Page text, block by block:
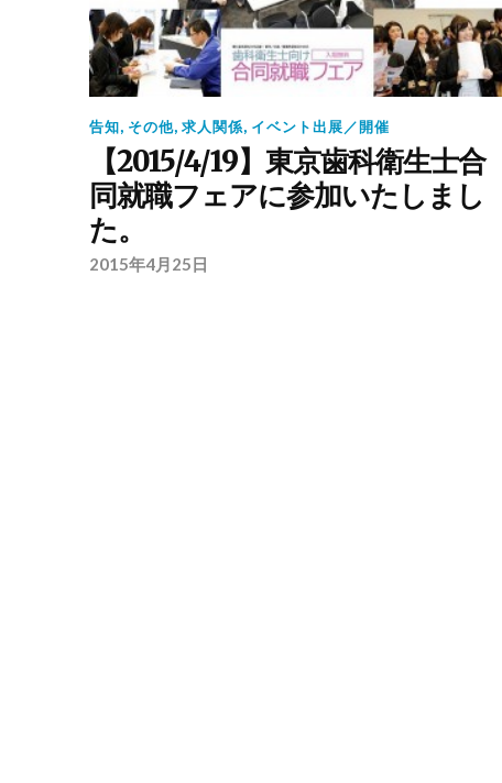
告知, その他, 求人関係, イベント出展／開催
【2015/4/19】東京歯科衛生士合
同就職フェアに参加いたしまし
た。
2015年4月25日